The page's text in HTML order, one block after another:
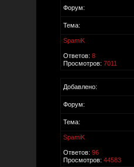
Форум:
Тема:
SpamiK
Ответов: 8
Просмотров: 7011
Добавлено:
Форум:
Тема:
SpamiK
Ответов: 96
Просмотров: 44583